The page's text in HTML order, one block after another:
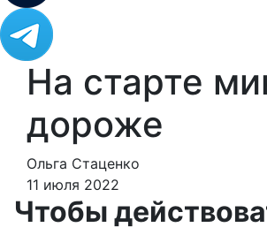
На старте
дороже
Ольга Стаценко
11 июля 2022
Чтобы